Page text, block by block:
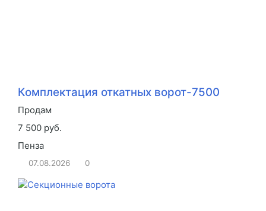
Комплектация откатных ворот-7500
Продам
7 500 руб.
Пенза
07.08.2026 0